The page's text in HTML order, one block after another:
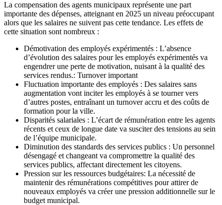
La compensation des agents municipaux représente une part
importante des dépenses, atteignant en 2025 un niveau préoccupant
alors que les salaires ne suivent pas cette tendance. Les effets de
cette situation sont nombreux :
Démotivation des employés expérimentés : L’absence
d’évolution des salaires pour les employés expérimentés va
engendrer une perte de motivation, nuisant à la qualité des
services rendus.: Turnover important
Fluctuation importante des employés : Des salaires sans
augmentation vont inciter les employés à se tourner vers
d’autres postes, entraînant un turnover accru et des coûts de
formation pour la ville.
Disparités salariales : L’écart de rémunération entre les agents
récents et ceux de longue date va susciter des tensions au sein
de l’équipe municipale.
Diminution des standards des services publics : Un personnel
désengagé et changeant va compromettre la qualité des
services publics, affectant directement les citoyens.
Pression sur les ressources budgétaires: La nécessité de
maintenir des rémunérations compétitives pour attirer de
nouveaux employés va créer une pression additionnelle sur le
budget municipal.